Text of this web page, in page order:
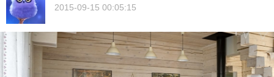
2015-09-15 00:05:15